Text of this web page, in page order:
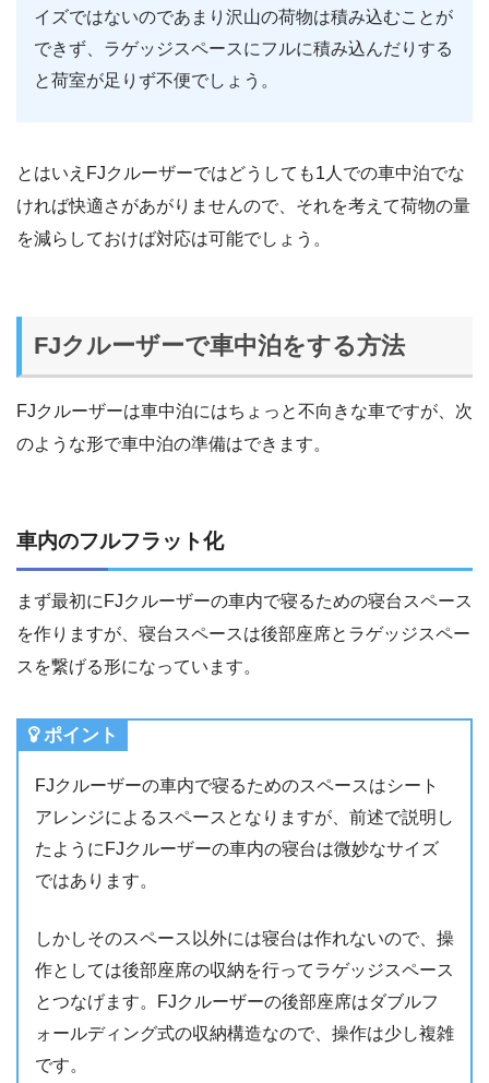
イズではないのであまり沢山の荷物は積み込むことが
できず、ラゲッジスペースにフルに積み込んだりする
と荷室が足りず不便でしょう。
とはいえFJクルーザーではどうしても1人での車中泊でな
ければ快適さがあがりませんので、それを考えて荷物の量
を減らしておけば対応は可能でしょう。
FJクルーザーで車中泊をする方法
FJクルーザーは車中泊にはちょっと不向きな車ですが、次
のような形で車中泊の準備はできます。
車内のフルフラット化
まず最初にFJクルーザーの車内で寝るための寝台スペース
を作りますが、寝台スペースは後部座席とラゲッジスペー
スを繋げる形になっています。
ポイント
FJクルーザーの車内で寝るためのスペースはシート
アレンジによるスペースとなりますが、前述で説明し
たようにFJクルーザーの車内の寝台は微妙なサイズ
ではあります。
しかしそのスペース以外には寝台は作れないので、操
作としては後部座席の収納を行ってラゲッジスペース
とつなげます。FJクルーザーの後部座席はダブルフ
ォールディング式の収納構造なので、操作は少し複雑
です。